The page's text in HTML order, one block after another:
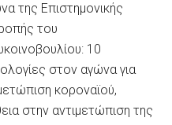
της Επιστημονικής
του
10
στον αγώνα για
κοροναϊού,
στην αντιμετώπιση της